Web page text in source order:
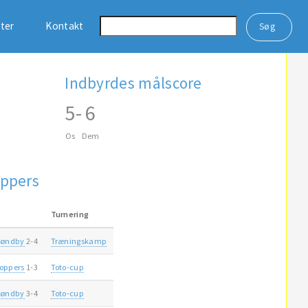
Kontakt
Indbyrdes målscore
5
Os
-6
Dem
Turnering
2-4 Træningskamp
1-3 Toto-cup
3-4 Toto-cup